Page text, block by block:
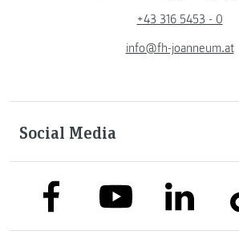
+43 316 5453 - 0
info@fh-joanneum.at
Social Media
link to facebooklink to youtubelink to